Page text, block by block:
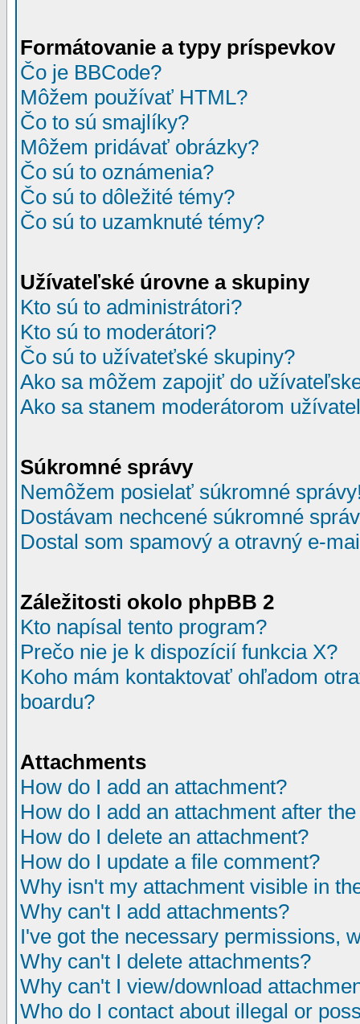
Formátovanie a typy príspevkov
Čo je BBCode?
Môžem používať HTML?
Čo to sú smajlíky?
Môžem pridávať obrázky?
Čo sú to oznámenia?
Čo sú to dôležité témy?
Čo sú to uzamknuté témy?
Užívateľské úrovne a skupiny
Kto sú to administrátori?
Kto sú to moderátori?
Čo sú to užívateťské skupiny?
Ako sa môžem zapojiť do
Ako sa stanem moderátorom
Súkromné správy
Nemôžem posielať súkromné
Dostávam nechcené súkromné
Dostal som spamový a otravný e-
Záležitosti okolo phpBB 2
Kto napísal tento program?
Prečo nie je k dispozícií funkcia X?
Koho mám kontaktovať ohľadom
boardu?
Attachments
How do I add an attachment?
How do I add an attachment after
How do I delete an attachment?
How do I update a file comment?
Why isn't my attachment visible in
Why can't I add attachments?
I've got the necessary permissions,
Why can't I delete attachments?
Why can't I view/download
Who do I contact about illegal or